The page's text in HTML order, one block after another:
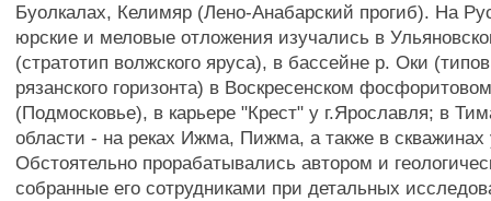
Буолкалах, Келимяр (Лено-Анабарский прогиб). На
юрские и меловые отложения изучались в
(стратотип волжского яруса), в бассейне р. Оки
рязанского горизонта) в Воскресенском
(Подмосковье), в карьере "Крест" у г.Ярославля; в
области - на реках Ижма, Пижма, а также в
Обстоятельно прорабатывались автором и
собранные его сотрудниками при детальных